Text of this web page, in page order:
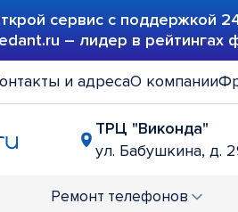
сервис с поддержкой
– лидер в рейтингах
и адресаО компании
ТРЦ "Виконда"
ул. Бабушкина, д.
Ремонт телефонов